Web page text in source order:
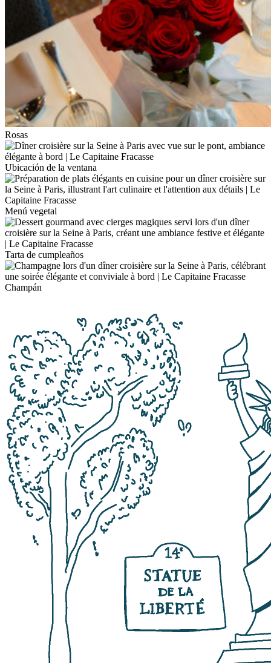
Rosas
Ubicación de la ventana
Menú vegetal
Tarta de cumpleaños
Champán